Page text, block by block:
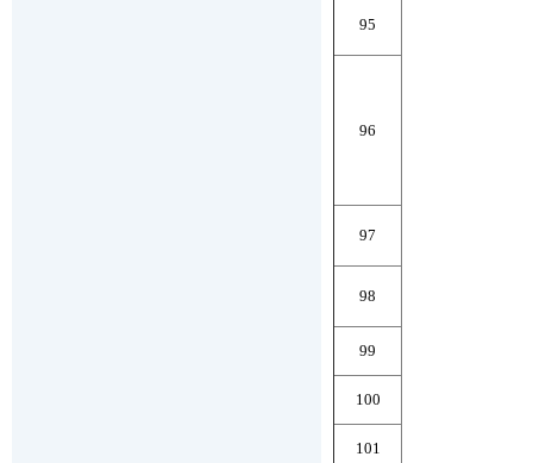
95
96
97
98
99
100
101